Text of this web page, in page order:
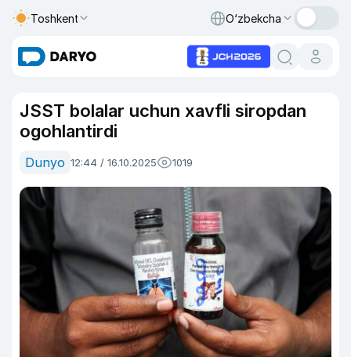
Toshkent O‘zbekcha
JSST bolalar uchun xavfli siropdan
ogohlantirdi
Dunyo 12:44 / 16.10.2025 1019